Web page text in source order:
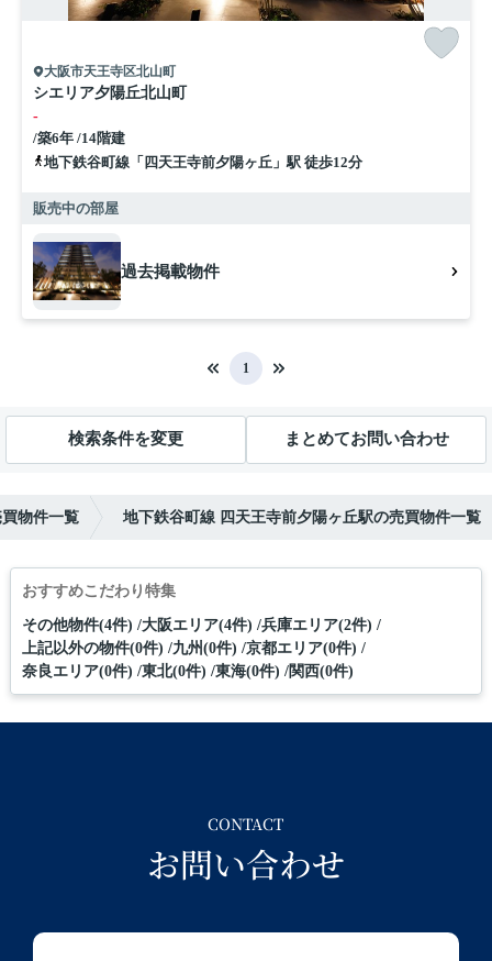
大阪市天王寺区北山町
シエリア夕陽丘北山町
-
/築6年 /14階建
地下鉄谷町線「四天王寺前夕陽ヶ丘」駅 徒歩12分
販売中の部屋
過去掲載物件
1
検索条件を変更 まとめてお問い合わせ
物件一覧 地下鉄谷町線 四天王寺前夕陽ヶ丘駅の売買物件一覧
おすすめこだわり特集
その他物件(4件) 大阪エリア(4件) 兵庫エリア(2件)
上記以外の物件(0件) 九州(0件) 京都エリア(0件)
奈良エリア(0件) 東北(0件) 東海(0件) 関西(0件)
CONTACT
お問い合わせ